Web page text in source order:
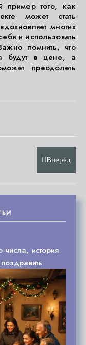
пример того, как
может стать
многих
и использовать
помнить, что
будут в цене, а
преодолеть
Вперёд
история